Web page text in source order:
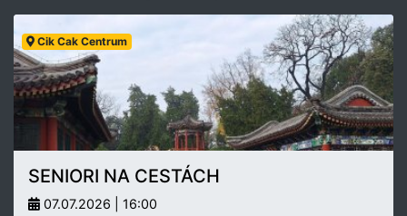
Cik Cak Centrum
SENIORI NA CESTÁCH
07.07.2026 | 16:00